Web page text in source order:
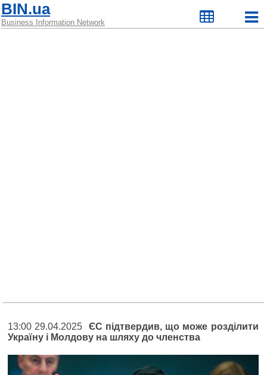
BIN.ua
Business Information Network
13:00 29.04.2025 ЄС підтвердив, що може розділити
Україну і Молдову на шляху до членства